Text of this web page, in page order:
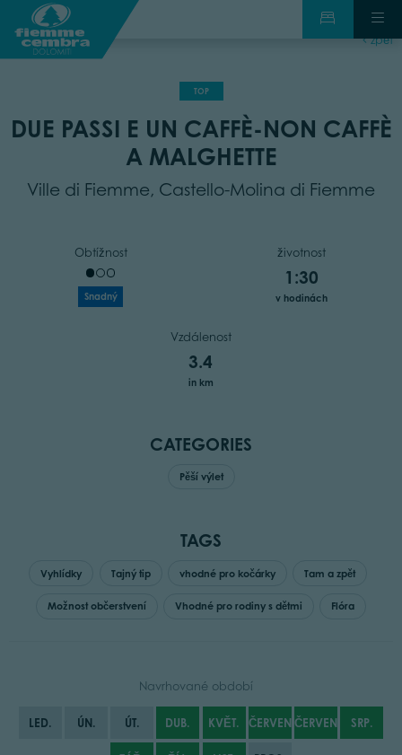
zpět
TOP
DUE PASSI E UN CAFFÈ-NON CAFFÈ
A MALGHETTE
Ville di Fiemme, Castello-Molina di Fiemme
Obtížnost
Snadný
životnost
1:30
v hodinách
Vzdálenost
3.4
in km
CATEGORIES
Pěší výlet
TAGS
Vyhlídky Tajný tip vhodné pro kočárky Tam a zpět
Možnost občerstvení Vhodné pro rodiny s dětmi Flóra
Navrhované období
LED. ÚN. ÚT. DUB. KVĚT. ČERVEN ČERVENECSRP.